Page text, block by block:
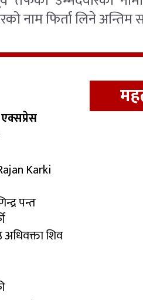
नाम फिर्ता लिने
एक्सप्रेस
Karki
पन्त
अधिवक्ता शिव